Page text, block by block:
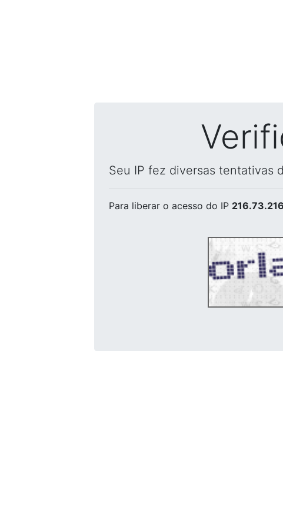
Seu IP fez diversas tentativas
Para liberar o acesso do IP